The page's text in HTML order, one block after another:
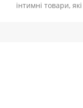
інтимні товари,